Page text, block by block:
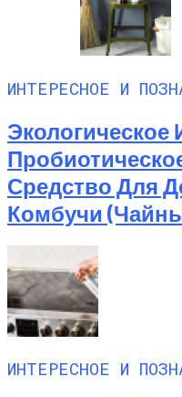
ИНТЕРЕСНОЕ И
Экологическое
Средство Для
Комбучи
ИНТЕРЕСНОЕ И